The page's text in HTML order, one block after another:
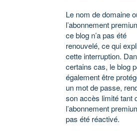
Le nom de domaine
l’abonnement
ce blog n’a pas été
renouvelé, ce qui
cette interruption.
certains cas, le blog
également être
un mot de passe,
son accès limité tant
l’abonnement
pas été réactivé.